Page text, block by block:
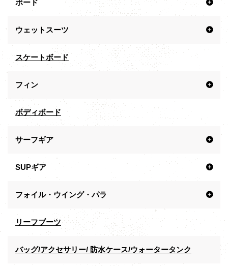
ボード
ウェットスーツ
スケートボード
フィン
ボディボード
サーフギア
SUPギア
フォイル・ウイング・パラ
リーフブーツ
バッグ/アクセサリー/ 防水ケース/ウォータータンク